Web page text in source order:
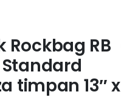
Rockbag RB
Standard
timpan 13″ x